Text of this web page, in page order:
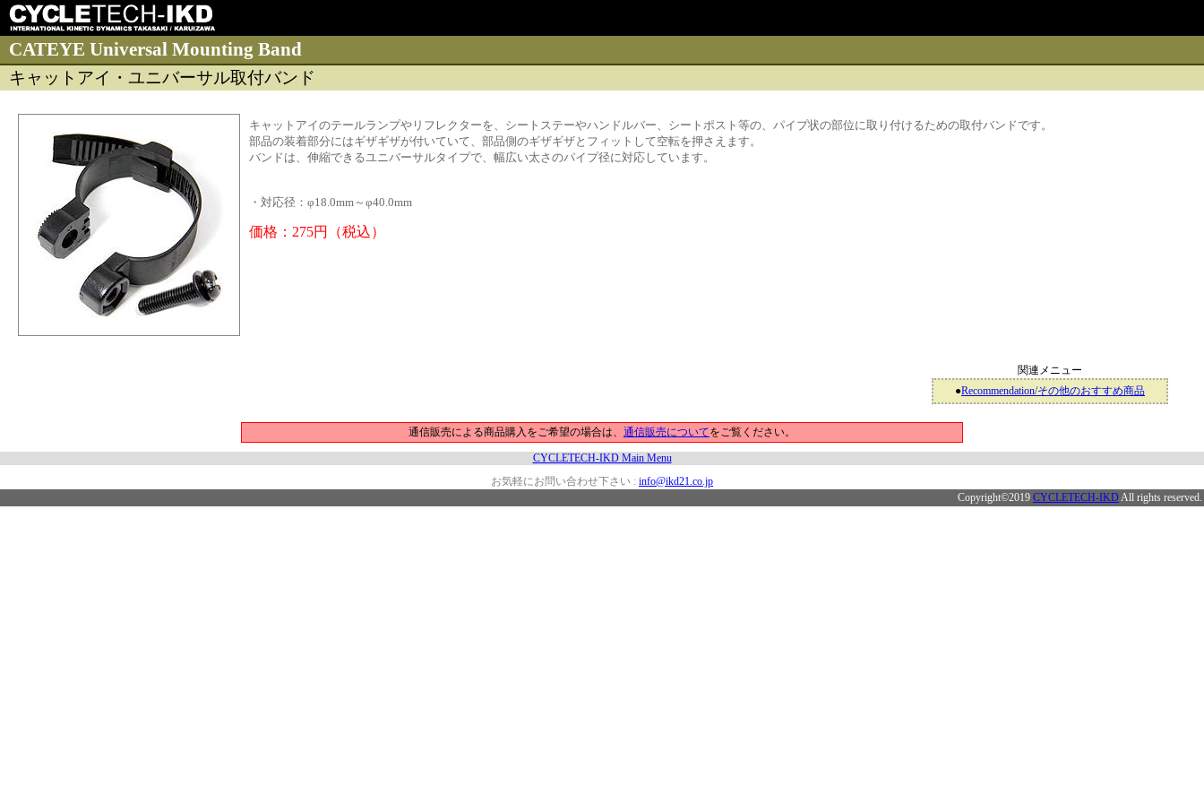
CATEYE Universal Mounting Band
キャットアイ・ユニバーサル取付バンド
キャットアイのテールランプやリフレクターを、シートステーやハンドルバー、シートポスト等の、パイプ状の部位に取り付けるための取付バンドです。
部品の装着部分にはギザギザが付いていて、部品側のギザギザとフィットして空転を押さえます。
バンドは、伸縮できるユニバーサルタイプで、幅広い太さのパイプ径に対応しています。
・対応径：φ18.0mm～φ40.0mm
価格：275円（税込）
関連メニュー
●Recommendation/その他のおすすめ商品
通信販売による商品購入をご希望の場合は、 通信販売についてをご覧ください。
CYCLETECH-IKD Main Menu
お気軽にお問い合わせ下さい : info@ikd21.co.jp
Copyright©2019 CYCLETECH-IKD All rights reserved.